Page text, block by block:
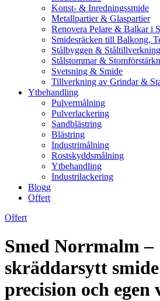
Konst- & Inredningssmide
Metallpartier & Glaspartier
Renovera Pelare & Balkar i
Smidesräcken till Balkong,
Stålbyggen & Ståltillverkning
Stålstommar &
Svetsning & Smide
Tillverkning av Grindar &
Ytbehandling
Pulvermålning
Pulverlackering
Sandblästring
Blästring
Industrimålning
Rostskyddsmålning
Ytbehandling
Industrilackering
Blogg
Offert
Offert
Smed Norrmalm –
skräddarsytt
precision och egen